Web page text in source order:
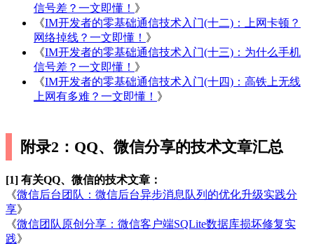
信号差？一文即懂！ 》
《IM开发者的零基础通信技术入门(十二)：上网卡顿？
网络掉线？一文即懂！ 》
《IM开发者的零基础通信技术入门(十三)：为什么手机
信号差？一文即懂！ 》
《IM开发者的零基础通信技术入门(十四)：高铁上无线
上网有多难？一文即懂！ 》
附录2：QQ、微信分享的技术文章汇总
[1] 有关QQ、微信的技术文章：
《微信后台团队：微信后台异步消息队列的优化升级实践分
享》
《微信团队原创分享：微信客户端SQLite数据库损坏修复实
践》